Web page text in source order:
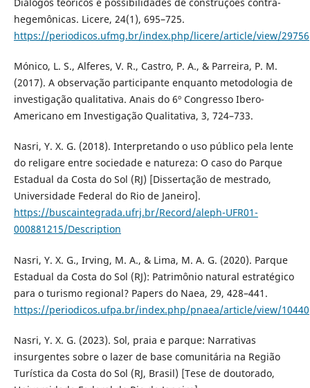
Diálogos teóricos e possibilidades de construções contra-
hegemônicas. Licere, 24(1), 695–725.
https://periodicos.ufmg.br/index.php/licere/article/view/29756
Mónico, L. S., Alferes, V. R., Castro, P. A., & Parreira, P. M.
(2017). A observação participante enquanto metodologia de
investigação qualitativa. Anais do 6º Congresso Ibero-
Americano em Investigação Qualitativa, 3, 724–733.
Nasri, Y. X. G. (2018). Interpretando o uso público pela lente
do religare entre sociedade e natureza: O caso do Parque
Estadual da Costa do Sol (RJ) [Dissertação de mestrado,
Universidade Federal do Rio de Janeiro].
https://buscaintegrada.ufrj.br/Record/aleph-UFR01-
000881215/Description
Nasri, Y. X. G., Irving, M. A., & Lima, M. A. G. (2020). Parque
Estadual da Costa do Sol (RJ): Patrimônio natural estratégico
para o turismo regional? Papers do Naea, 29, 428–441.
https://periodicos.ufpa.br/index.php/pnaea/article/view/10440
Nasri, Y. X. G. (2023). Sol, praia e parque: Narrativas
insurgentes sobre o lazer de base comunitária na Região
Turística da Costa do Sol (RJ, Brasil) [Tese de doutorado,